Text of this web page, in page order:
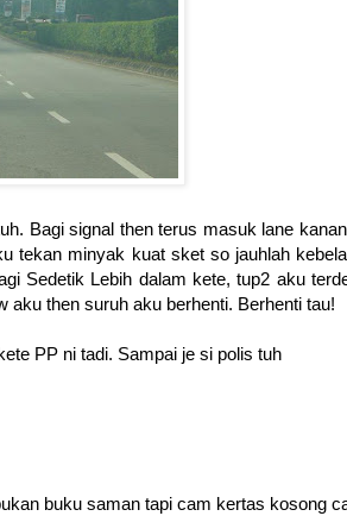
Bagi signal then terus masuk lane
tekan minyak kuat sket so jauhlah
Sedetik Lebih dalam kete, tup2 aku
aku then suruh aku berhenti. Berhenti tau!
PP ni tadi. Sampai je si polis tuh
buku saman tapi cam kertas kosong